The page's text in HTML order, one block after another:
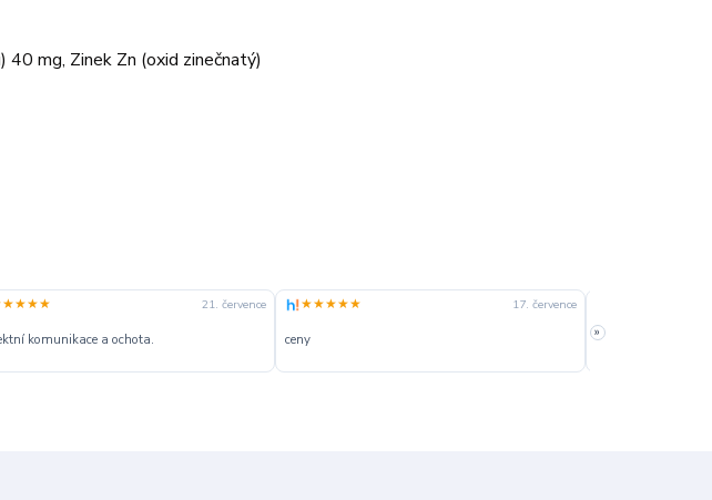
40 mg, Zinek Zn (oxid zinečnatý)
21. července
komunikace a ochota.
★★★★★ 17. července
ceny
slušná rychlost
»